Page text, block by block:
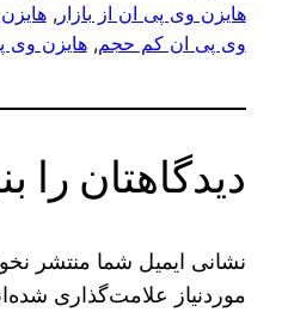
هایزن وی پی ان از بازار,
وی پی ان کم حجم, هایزن وی
دیدگاهتان را
نشانی ایمیل شما منتشر
موردنیاز علامت‌گذاری